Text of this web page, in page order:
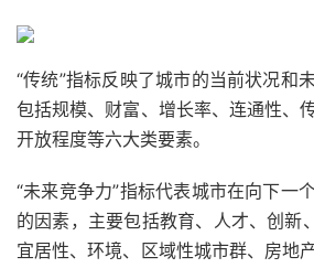
“传统”指标反映了城市的当前状况和
包括规模、财富、增长率、连通性、
开放程度等六大类要素。
“未来竞争力”指标代表城市在向下一
的因素，主要包括教育、人才、创新
宜居性、环境、区域性城市群、房地